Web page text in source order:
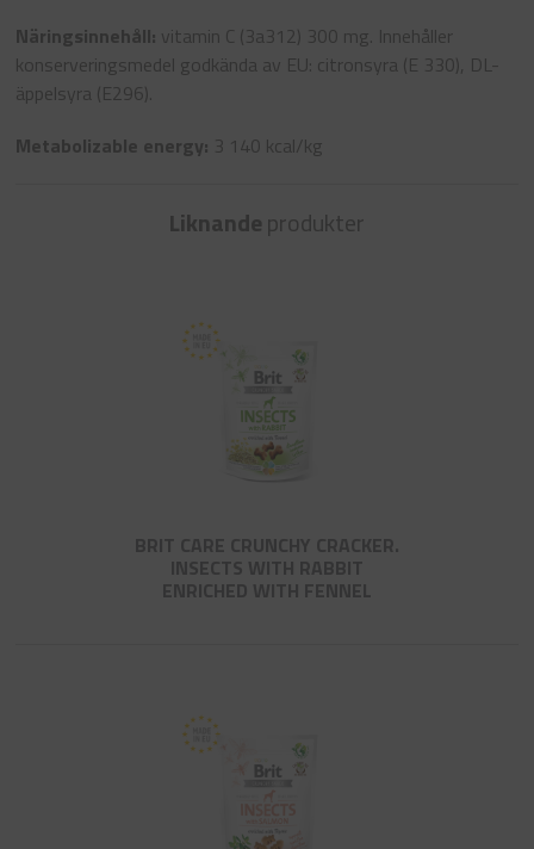
Näringsinnehåll: vitamin C (3a312) 300 mg. Innehåller
konserveringsmedel godkända av EU: citronsyra (E 330), DL-
äppelsyra (E296).
Metabolizable energy: 3 140 kcal/kg
Liknandeprodukter
BRIT CARE CRUNCHY CRACKER.
INSECTS WITH RABBIT
ENRICHED WITH FENNEL